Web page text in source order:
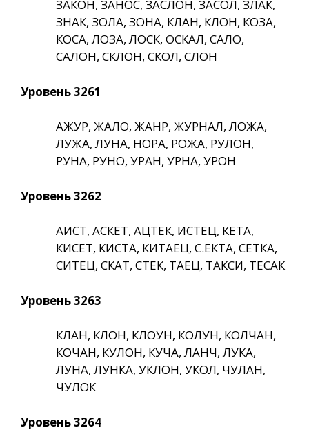
ЗАКОН, ЗАНОС, ЗАСЛОН, ЗАСОЛ, ЗЛАК,
ЗНАК, ЗОЛА, ЗОНА, КЛАН, КЛОН, КОЗА,
КОСА, ЛОЗА, ЛОСК, ОСКАЛ, САЛО,
САЛОН, СКЛОН, СКОЛ, СЛОН
Уровень 3261
АЖУР, ЖАЛО, ЖАНР, ЖУРНАЛ, ЛОЖА,
ЛУЖА, ЛУНА, НОРА, РОЖА, РУЛОН,
РУНА, РУНО, УРАН, УРНА, УРОН
Уровень 3262
АИСТ, АСКЕТ, АЦТЕК, ИСТЕЦ, КЕТА,
КИСЕТ, КИСТА, КИТАЕЦ, С.ЕКТА, СЕТКА,
СИТЕЦ, СКАТ, СТЕК, ТАЕЦ, ТАКСИ, ТЕСАК
Уровень 3263
КЛАН, КЛОН, КЛОУН, КОЛУН, КОЛЧАН,
КОЧАН, КУЛОН, КУЧА, ЛАНЧ, ЛУКА,
ЛУНА, ЛУНКА, УКЛОН, УКОЛ, ЧУЛАН,
ЧУЛОК
Уровень 3264